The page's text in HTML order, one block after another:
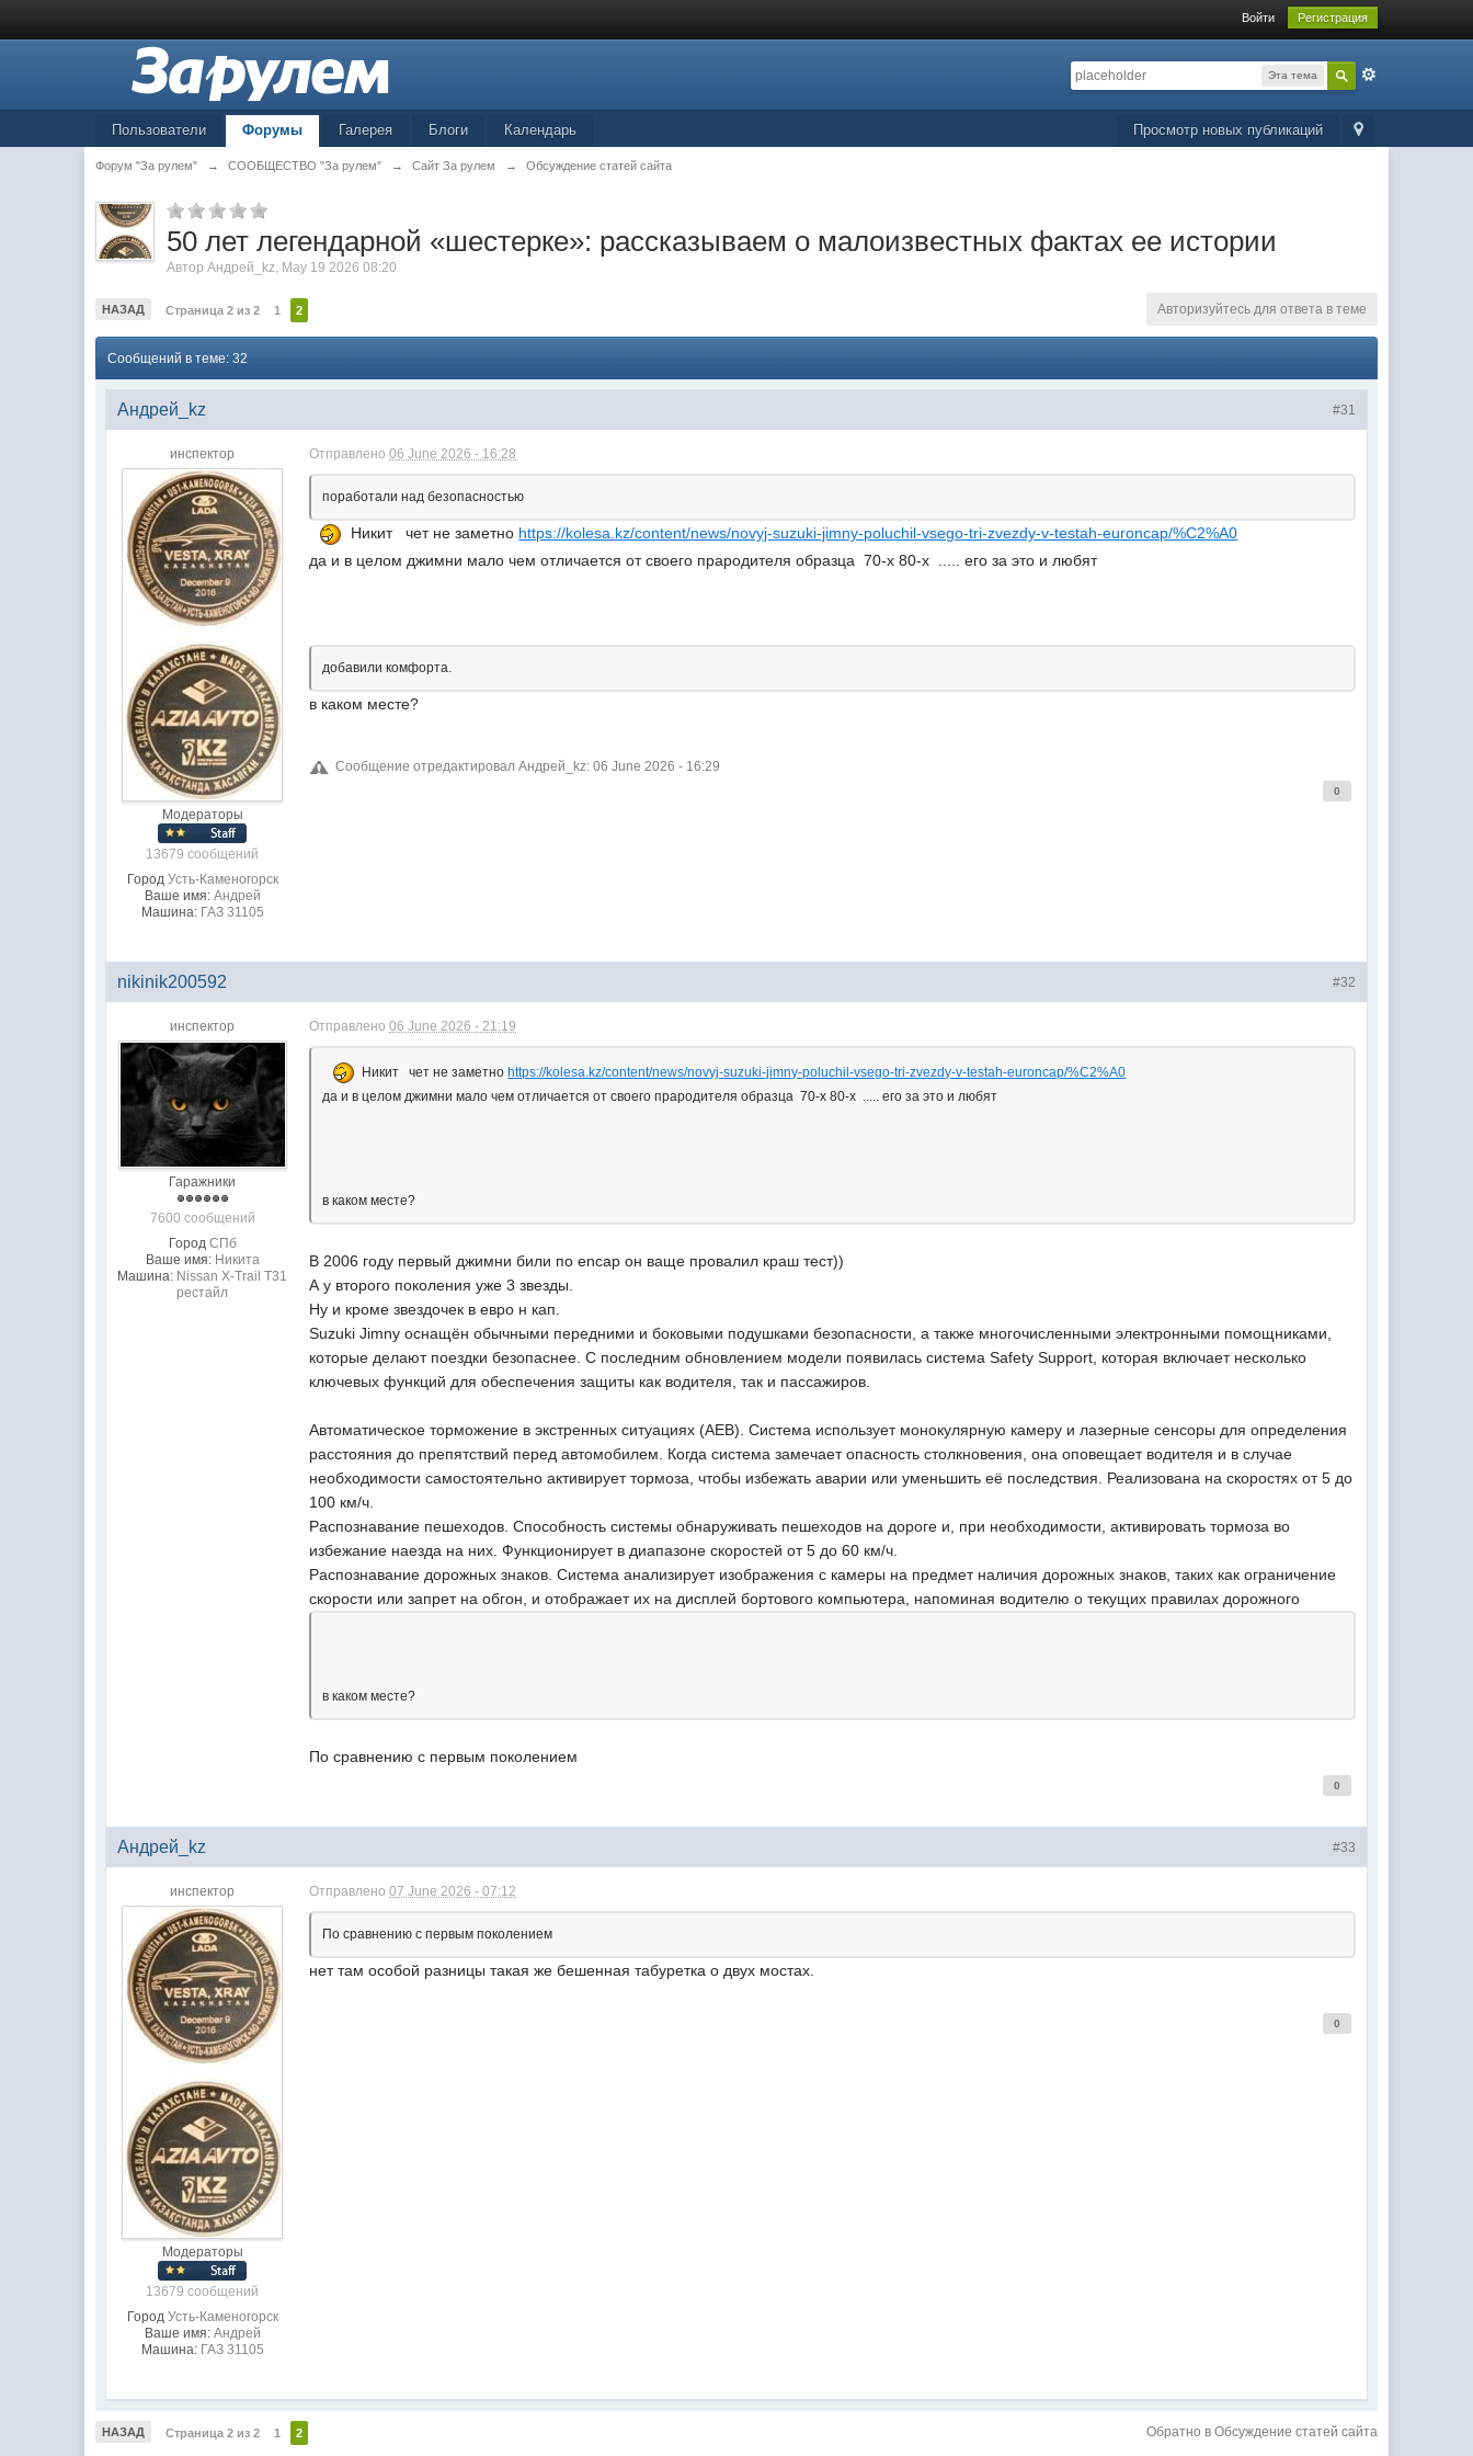
Войти Регистрация
Эта тема
Просмотр новых публикаций
Пользователи Форумы Галерея Блоги Календарь
Форум "За рулем" → СООБЩЕСТВО "За рулем" → Сайт За рулем → Обсуждение статей сайта
50 лет легендарной «шестерке»: рассказываем о малоизвестных фактах ее истории
АвторАндрей_kz, May 19 2026 08:20
НАЗАД Страница 2 из 2 1 2 Авторизуйтесь для ответа в теме
Сообщений в теме: 32
#31
Андрей_kz
инспектор
Модераторы
13679 сообщений
Город Усть-Каменогорск
Ваше имя: Андрей
Машина: ГАЗ 31105
Отправлено06 June 2026 - 16:28
поработали над безопасностью
Никит чет не заметно https://kolesa.kz/content/news/novyj-suzuki-jimny-poluchil-vsego-tri-zvezdy-v-testah-euroncap/%C2%A0
да и в целом джимни мало чем отличается от своего прародителя образца 70-х 80-х ..... его за это и любят
добавили комфорта.
в каком месте?
Сообщение отредактировал Андрей_kz: 06 June 2026 - 16:29
0
#32
nikinik200592
инспектор
Гаражники
7600 сообщений
Город СПб
Ваше имя: Никита
Машина: Nissan X-Trail T31
рестайл
Отправлено06 June 2026 - 21:19
Никит чет не заметноhttps://kolesa.kz/content/news/novyj-suzuki-jimny-poluchil-vsego-tri-zvezdy-v-testah-euroncap/%C2%A0
да и в целом джимни мало чем отличается от своего прародителя образца 70-х 80-х ..... его за это и любят
в каком месте?
В 2006 году первый джимни били по encap он ваще провалил краш тест))
А у второго поколения уже 3 звезды.
Ну и кроме звездочек в евро н кап.
Suzuki Jimny оснащён обычными передними и боковыми подушками безопасности, а также многочисленными электронными помощниками,
которые делают поездки безопаснее. С последним обновлением модели появилась система Safety Support, которая включает несколько
ключевых функций для обеспечения защиты как водителя, так и пассажиров.
Автоматическое торможение в экстренных ситуациях (AEB). Система использует монокулярную камеру и лазерные сенсоры для определения
расстояния до препятствий перед автомобилем. Когда система замечает опасность столкновения, она оповещает водителя и в случае
необходимости самостоятельно активирует тормоза, чтобы избежать аварии или уменьшить её последствия. Реализована на скоростях от 5 до
100 км/ч.
Распознавание пешеходов. Способность системы обнаруживать пешеходов на дороге и, при необходимости, активировать тормоза во
избежание наезда на них. Функционирует в диапазоне скоростей от 5 до 60 км/ч.
Распознавание дорожных знаков. Система анализирует изображения с камеры на предмет наличия дорожных знаков, таких как ограничение
скорости или запрет на обгон, и отображает их на дисплей бортового компьютера, напоминая водителю о текущих правилах дорожного
в каком месте?
По сравнению с первым поколением
0
#33
Андрей_kz
инспектор
Модераторы
13679 сообщений
Город Усть-Каменогорск
Ваше имя: Андрей
Машина: ГАЗ 31105
Отправлено07 June 2026 - 07:12
По сравнению с первым поколением
нет там особой разницы такая же бешенная табуретка о двух мостах.
0
НАЗАД Страница 2 из 2 1 2 Обратно в Обсуждение статей сайта